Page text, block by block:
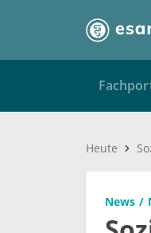
Heute
News